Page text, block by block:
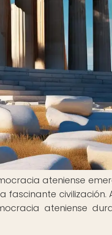
ateniense
fascinante civilización.
ateniense